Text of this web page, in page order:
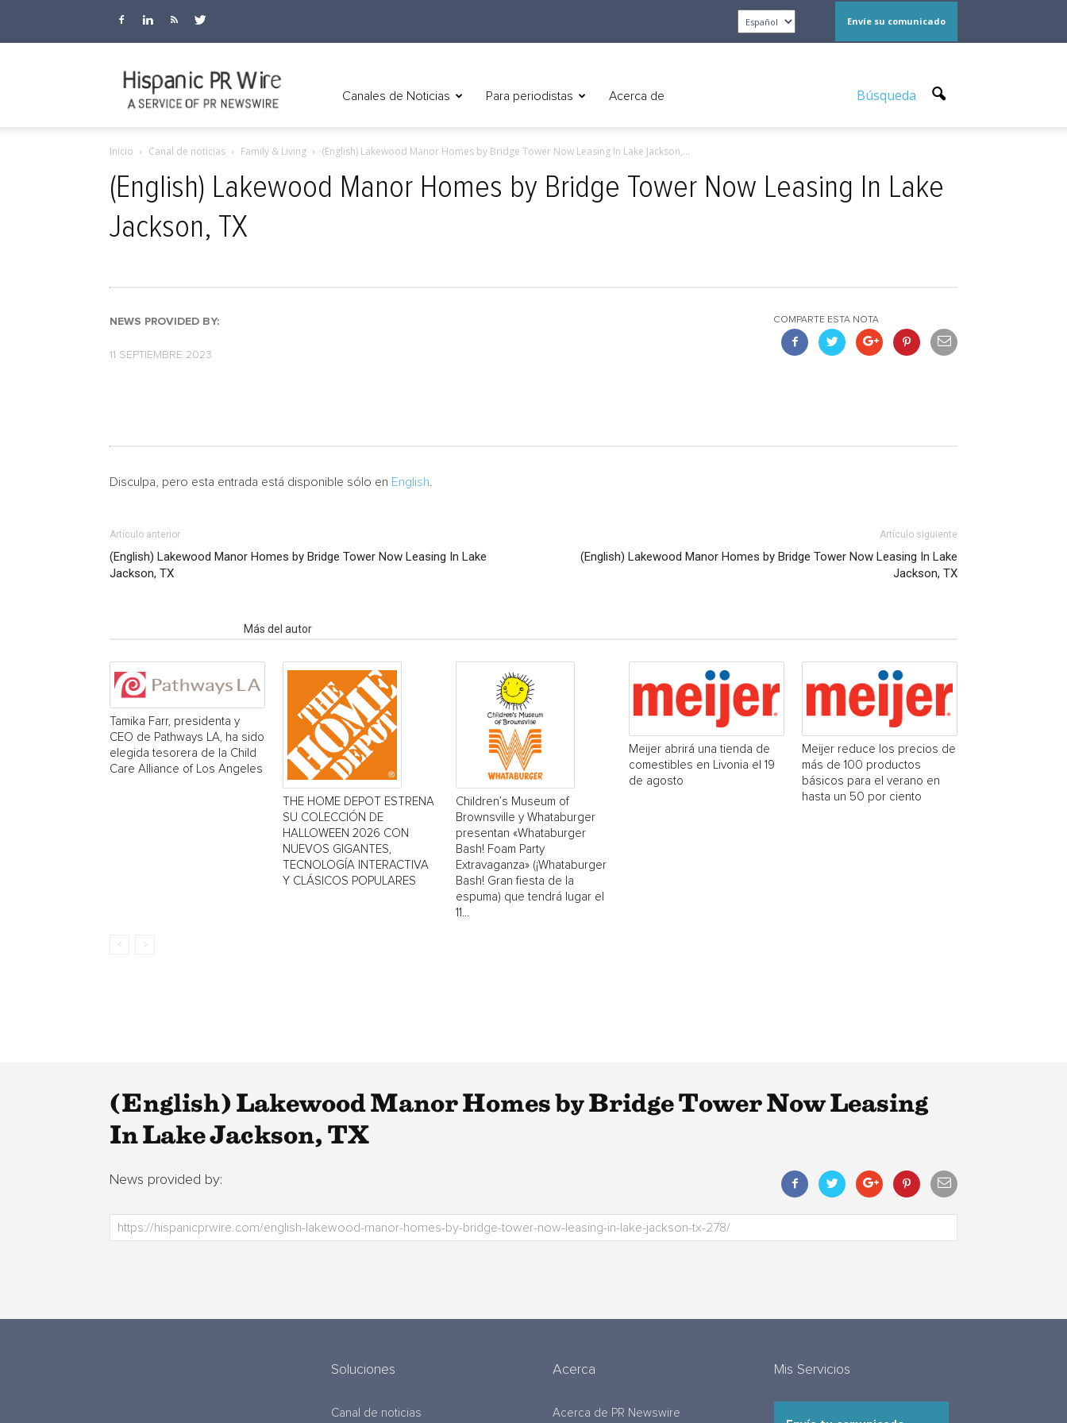
Envíe su comunicado
Canales de Noticias Para periodistas Acerca de Búsqueda
Inicio Canal de noticias Family & Living (English) Lakewood Manor Homes by Bridge Tower Now Leasing In Lake Jackson,...
(English) Lakewood Manor Homes by Bridge Tower Now Leasing In Lake
Jackson, TX
NEWS PROVIDED BY:
11 SEPTIEMBRE 2023
COMPARTE ESTA NOTA
Disculpa, pero esta entrada está disponible sólo en English
Artículo anterior
(English) Lakewood Manor Homes by Bridge Tower Now Leasing In Lake
Jackson, TX
Artículo siguiente
(English) Lakewood Manor Homes by Bridge Tower Now Leasing In Lake
Jackson, TX
Más del autor
Tamika Farr, presidenta y
CEO de Pathways LA, ha sido
elegida tesorera de la Child
Care Alliance of Los Angeles
THE HOME DEPOT ESTRENA
SU COLECCIÓN DE
HALLOWEEN 2026 CON
NUEVOS GIGANTES,
TECNOLOGÍA INTERACTIVA
Y CLÁSICOS POPULARES
Children’s Museum of
Brownsville y Whataburger
presentan «Whataburger
Bash! Foam Party
Extravaganza» (¡Whataburger
Bash! Gran fiesta de la
espuma) que tendrá lugar el
11...
Meijer abrirá una tienda de
comestibles en Livonia el 19
de agosto
Meijer reduce los precios de
más de 100 productos
básicos para el verano en
hasta un 50 por ciento
(English) Lakewood Manor Homes by Bridge Tower Now Leasing
In Lake Jackson, TX
News provided by:
Soluciones
Canal de noticias
Acerca
Acerca de PR Newswire
Mis Servicios